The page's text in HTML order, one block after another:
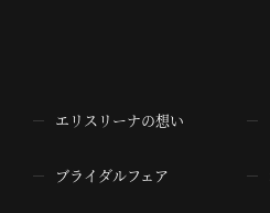
エリスリーナの想い
ブライダルフェア